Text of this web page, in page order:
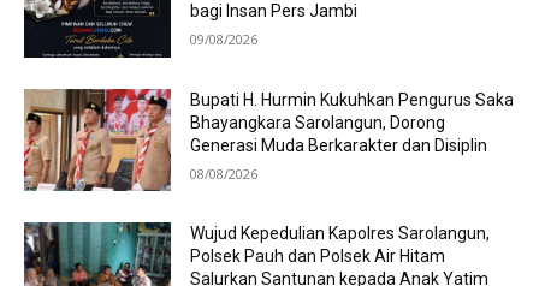
bagi Insan Pers Jambi
09/08/2026
Bupati H. Hurmin Kukuhkan Pengurus Saka
Bhayangkara Sarolangun, Dorong
Generasi Muda Berkarakter dan Disiplin
08/08/2026
Wujud Kepedulian Kapolres Sarolangun,
Polsek Pauh dan Polsek Air Hitam
Salurkan Santunan kepada Anak Yatim